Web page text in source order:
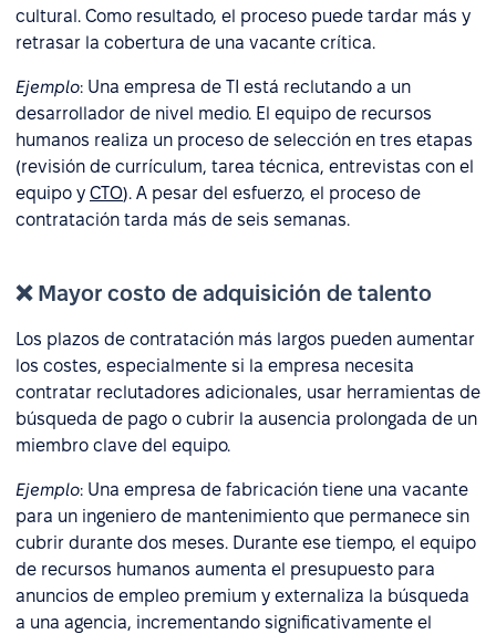
cultural. Como resultado, el proceso puede tardar más y
retrasar la cobertura de una vacante crítica.
Ejemplo: Una empresa de TI está reclutando a un
desarrollador de nivel medio. El equipo de recursos
humanos realiza un proceso de selección en tres etapas
(revisión de currículum, tarea técnica, entrevistas con el
equipo y CTO). A pesar del esfuerzo, el proceso de
contratación tarda más de seis semanas.
❌ Mayor costo de adquisición de talento
Los plazos de contratación más largos pueden aumentar
los costes, especialmente si la empresa necesita
contratar reclutadores adicionales, usar herramientas de
búsqueda de pago o cubrir la ausencia prolongada de un
miembro clave del equipo.
Ejemplo: Una empresa de fabricación tiene una vacante
para un ingeniero de mantenimiento que permanece sin
cubrir durante dos meses. Durante ese tiempo, el equipo
de recursos humanos aumenta el presupuesto para
anuncios de empleo premium y externaliza la búsqueda
a una agencia, incrementando significativamente el